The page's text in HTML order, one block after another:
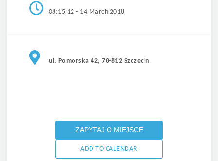
08:15 12 - 14 March 2018
ul. Pomorska 42, 70-812 Szczecin
ZAPYTAJ O MIEJSCE
ADD TO CALENDAR